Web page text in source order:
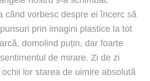
când vorbesc despre ei încerc să
prin imagini plastice la tot
domolind puțin, dar foarte
de mirare. Zi de zi
lor starea de uimire absolută